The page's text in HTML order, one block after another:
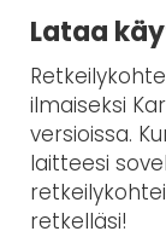
Lataa
ilmaiseksi
versioissa.
laitteesi
retkelläsi!